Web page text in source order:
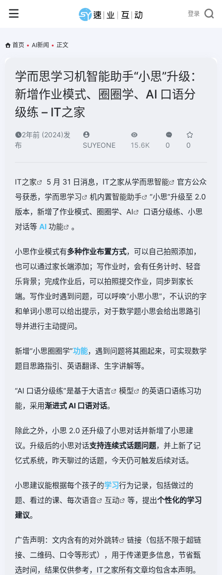
登录
首页 • AI新闻 • 正文
学而思学习机智能助手“小思”升级：
新增作业模式、圈圈学、AI 口语分
级练 – IT之家
2年前 (2024)发
布
SUYEONE 15.6K 0 0
IT之家 5 月 31 日消息，IT之家从学而思智能
官方公众
号获悉，学而思学习 机内置智能助手
“小思”升级至 2.0
版本，新增了作业模式、圈圈学、 AI
口语分级练、小思
对话等 AI 功能 。
小思作业模式有多种作业布置方式，可以自己拍照添加，
也可以通过家长端添加；写作业时，会有任务计时、轻音
乐背景；完成作业后，可以拍照提交作业，同步到家长
端。写作业时遇到问题，可以呼唤“小思小思”，不认识的字
和单词小思可以给出提示，对于数学题小思会给出思路引
导并进行主动提问。
新增“小思圈圈学”功能，遇到问题将其圈起来，可实现数学
题目思路指引、英语翻译、生字讲解等。
“AI 口语分级练”是基于大语言 模型
的英语口语练习功
能，采用渐进式 AI 口语对话。
除此之外，小思 2.0 还升级了小思对话并新增了小思建
议。升级后的小思对话支持连续式话题问题，并上新了记
忆式系统，昨天聊过的话题，今天仍可触发后续对话。
小思建议能根据每个孩子的学习行为记录，包括做过的
题、看过的课、每次语音 互动 等，提出个性化的学习
建议。
广告声明：文内含有的对外跳转
链接（包括不限于超链
接、二维码、口令等形式），用于传递更多信息，节省甄
选时间，结果仅供参考，IT之家所有文章均包含本声明。